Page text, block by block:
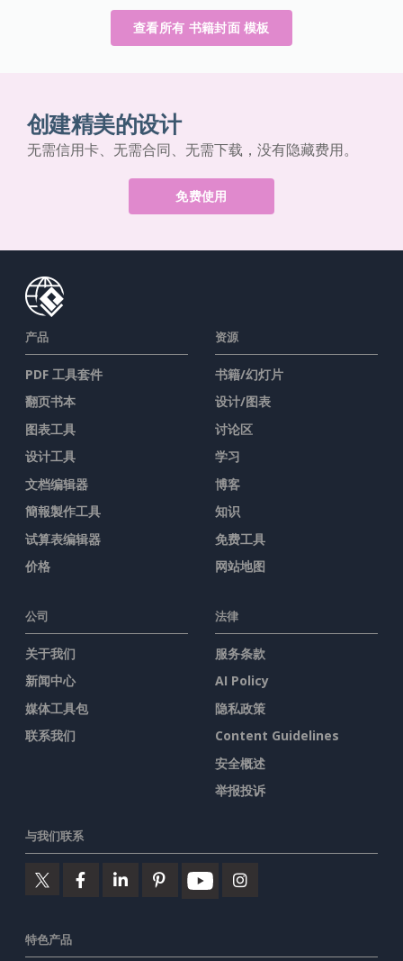
查看所有 书籍封面 模板
创建精美的设计
无需信用卡、无需合同、无需下载，没有隐藏费用。
免费使用
产品
PDF 工具套件
翻页书本
图表工具
设计工具
文档编辑器
簡報製作工具
试算表编辑器
价格
资源
书籍/幻灯片
设计/图表
讨论区
学习
博客
知识
免费工具
网站地图
公司
关于我们
新闻中心
媒体工具包
联系我们
法律
服务条款
AI Policy
隐私政策
Content Guidelines
安全概述
举报投诉
与我们联系
特色产品